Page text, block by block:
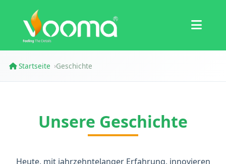
Zertifizierungen
Fallstudie
Startseite ›Geschichte
Unsere Geschichte
Heute, mit jahrzehntelanger Erfahrung, innovieren